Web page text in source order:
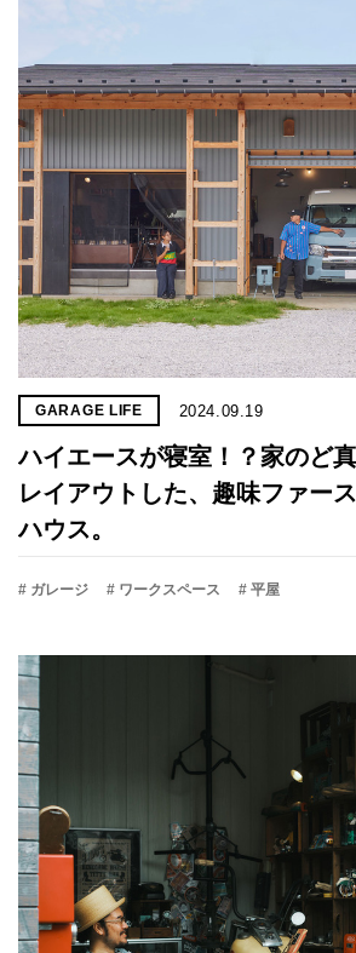
GARAGE LIFE 2024.09.19
ハイエースが寝室！？家のど
レイアウトした、趣味ファー
ハウス。
# ガレージ # ワークスペース # 平屋